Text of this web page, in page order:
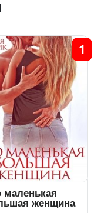
маленькая
женщина
1